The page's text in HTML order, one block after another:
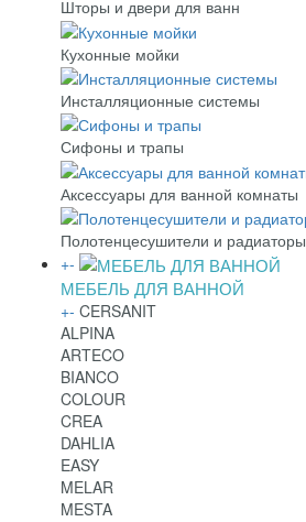
Шторы и двери для ванн
Кухонные мойки
Инсталляционные системы
Сифоны и трапы
Аксессуары для ванной комнаты
Полотенцесушители и радиаторы
+-
МЕБЕЛЬ ДЛЯ ВАННОЙ
+- CERSANIT
ALPINA
ARTECO
BIANCO
COLOUR
CREA
DAHLIA
EASY
MELAR
MESTA